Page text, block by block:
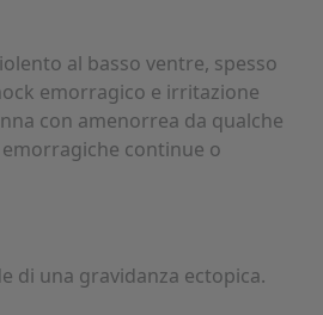
al basso ventre, spesso
emorragico e irritazione
con amenorrea da qualche
continue o
di una gravidanza ectopica.